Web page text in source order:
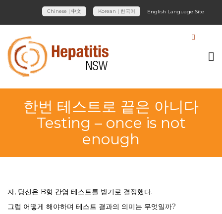
Chinese | 中文 Korean | 한국어 English Language Site
한번 테스트로 끝은 아니다
Testing – once is not
enough
자, 당신은 B형 간염 테스트를 받기로 결정했다.
그럼 어떻게 해야하며 테스트 결과의 의미는 무엇일까?